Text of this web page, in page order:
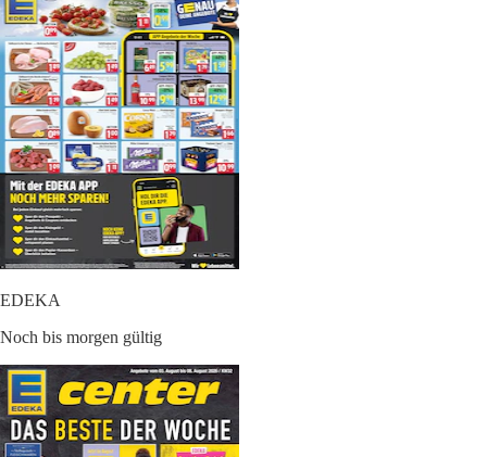
EDEKA
Noch bis morgen gültig